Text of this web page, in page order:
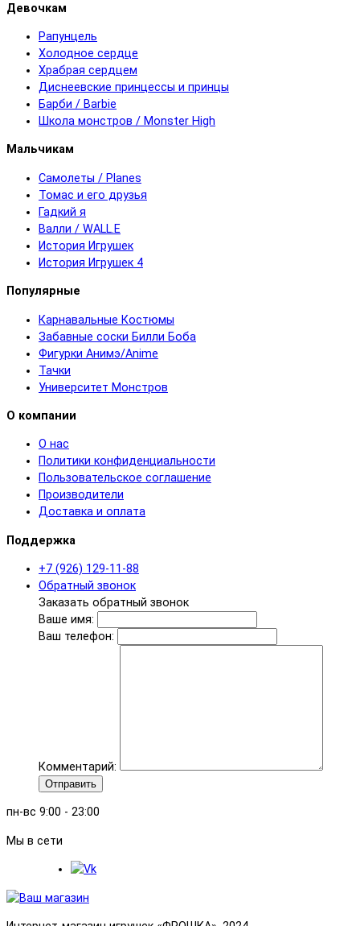
Девочкам
Рапунцель
Холодное сердце
Храбрая сердцем
Диснеевские принцессы и принцы
Барби / Barbie
Школа монстров / Monster High
Мальчикам
Самолеты / Planes
Томас и его друзья
Гадкий я
Валли / WALL.E
История Игрушек
История Игрушек 4
Популярные
Карнавальные Костюмы
Забавные соски Билли Боба
Фигурки Анимэ/Anime
Тачки
Университет Монстров
О компании
О нас
Политики конфиденциальности
Пользовательское соглашение
Производители
Доставка и оплата
Поддержка
+7 (926) 129-11-88
Обратный звонок
Заказать обратный звонок
Ваше имя:
Ваш телефон:
Комментарий:
Отправить
пн-вс 9:00 - 23:00
Мы в сети